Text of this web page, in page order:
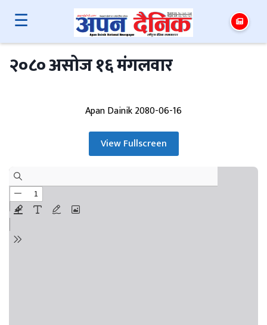
☰
२०८० असोज १६ मंगलवार
Apan Dainik 2080-06-16
View Fullscreen